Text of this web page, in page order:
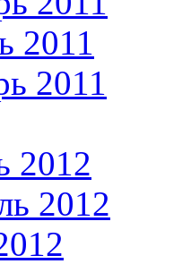
2011
2011
2012
2012